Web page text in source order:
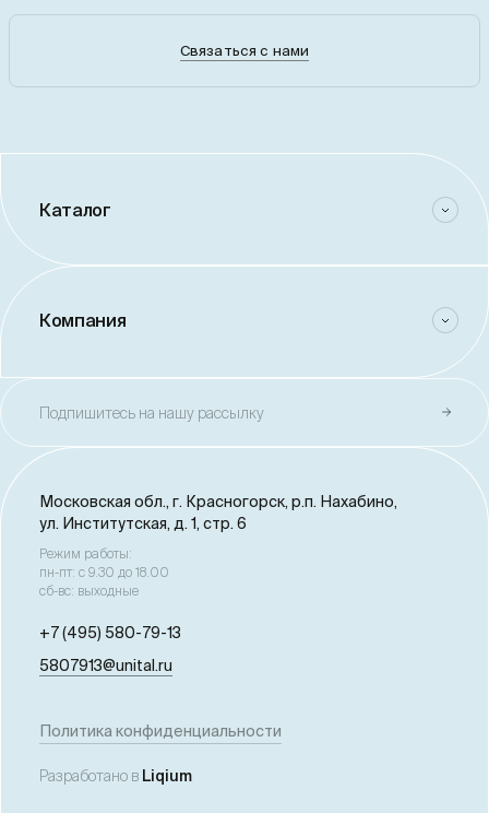
Связаться с нами
Каталог
Компания
Подпишитесь на нашу рассылку
Московская обл., г. Красногорск, р.п. Нахабино,
ул. Институтская, д. 1, стр. 6
Режим работы:
пн-пт: с 9.30 до 18.00
сб-вс: выходные
+7 (495) 580-79-13
5807913@unital.ru
Политика конфиденциальности
Разработано в Liqium